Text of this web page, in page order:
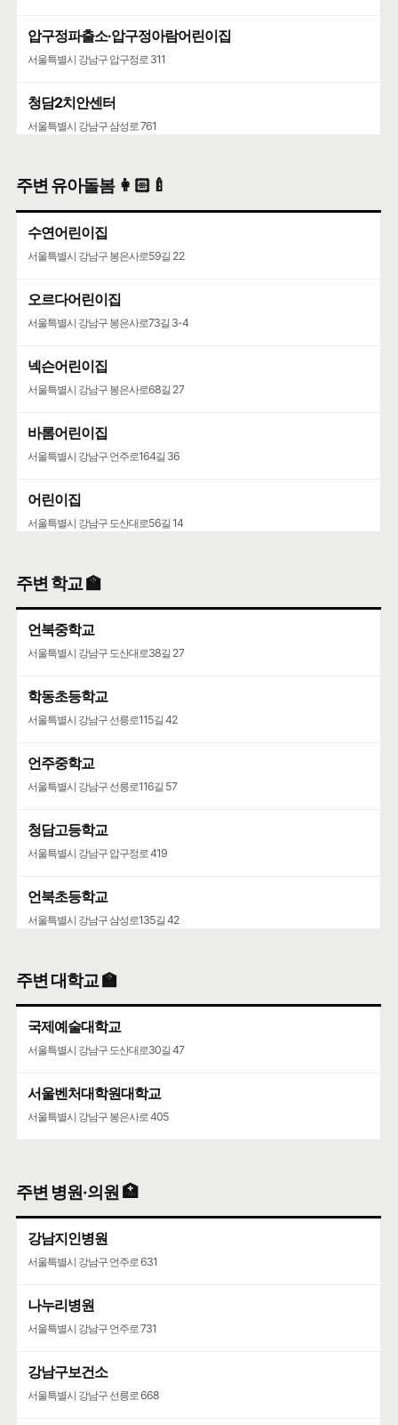
압구정파출소·압구정아람어린이집
서울특별시 강남구 압구정로 311
청담2치안센터
서울특별시 강남구 삼성로 761
주변 유아돌봄 👩🏻‍🍼
수연어린이집
서울특별시 강남구 봉은사로59길 22
오르다어린이집
서울특별시 강남구 봉은사로73길 3-4
넥슨어린이집
서울특별시 강남구 봉은사로68길 27
바롬어린이집
서울특별시 강남구 언주로164길 36
어린이집
서울특별시 강남구 도산대로56길 14
주변 학교 🏫
언북중학교
서울특별시 강남구 도산대로38길 27
학동초등학교
서울특별시 강남구 선릉로115길 42
언주중학교
서울특별시 강남구 선릉로116길 57
청담고등학교
서울특별시 강남구 압구정로 419
언북초등학교
서울특별시 강남구 삼성로135길 42
서울특별시 강남구 선릉로 742
주변 대학교 🏫
국제예술대학교
서울특별시 강남구 도산대로30길 47
서울벤처대학원대학교
서울특별시 강남구 봉은사로 405
주변 병원·의원 🏥
강남지인병원
서울특별시 강남구 언주로 631
나누리병원
서울특별시 강남구 언주로 731
강남구보건소
서울특별시 강남구 선릉로 668